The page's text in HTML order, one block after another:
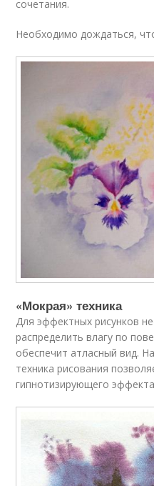
сочетания.
Необходимо дождаться,
«Мокрая» техника
Для эффектных рисунков
распределить влагу по
обеспечит атласный вид.
техника рисования
гипнотизирующего